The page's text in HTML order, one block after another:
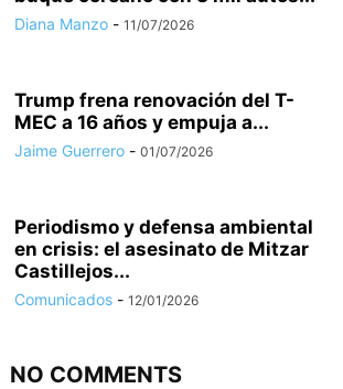
Diana Manzo - 11/07/2026
Trump frena renovación del T-
MEC a 16 años y empuja a...
Jaime Guerrero - 01/07/2026
Periodismo y defensa ambiental
en crisis: el asesinato de Mitzar
Castillejos...
Comunicados - 12/01/2026
NO COMMENTS